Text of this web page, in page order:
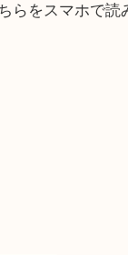
ちらをスマホ